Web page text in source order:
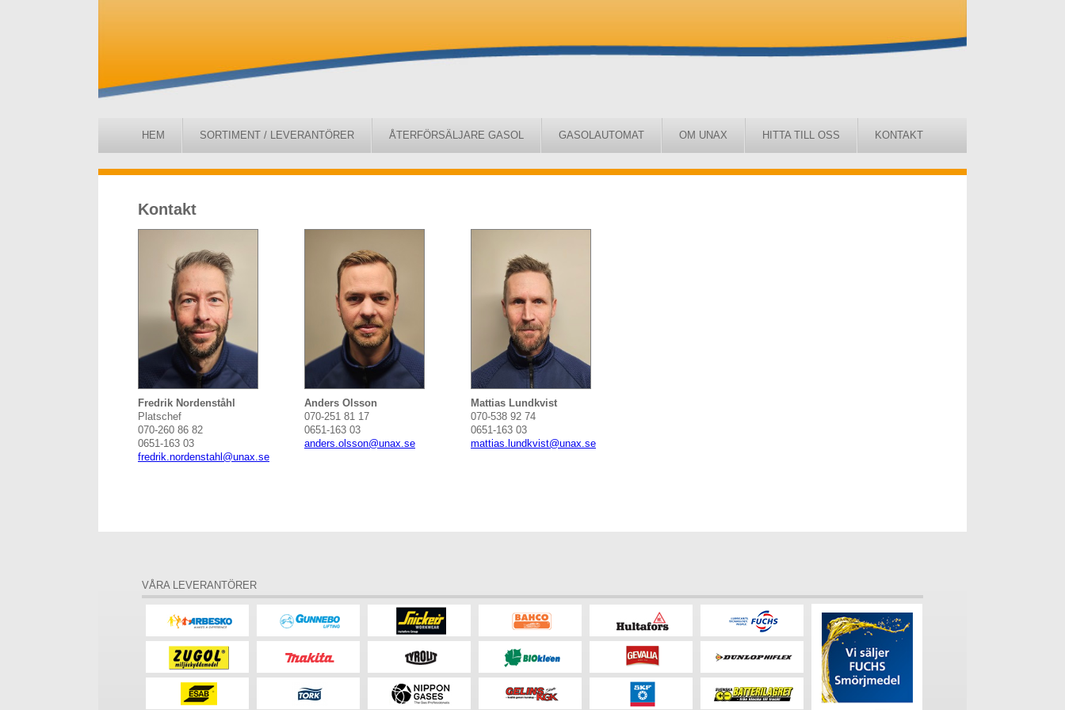
HEM SORTIMENT / LEVERANTÖRER ÅTERFÖRSÄLJARE GASOL GASOLAUTOMAT OM UNAX HITTA TILL OSS KONTAKT
Kontakt
Fredrik Nordenståhl
Platschef
070-260 86 82
0651-163 03
fredrik.nordenstahl@unax.se
Anders Olsson
070-251 81 17
0651-163 03
anders.olsson@unax.se
Mattias Lundkvist
070-538 92 74
0651-163 03
mattias.lundkvist@unax.se
VÅRA LEVERANTÖRER